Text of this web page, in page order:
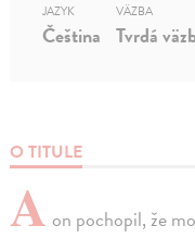
O TITULE
A on pochopil, že
JAZYK
Čeština
VÄZBA
Tvrdá